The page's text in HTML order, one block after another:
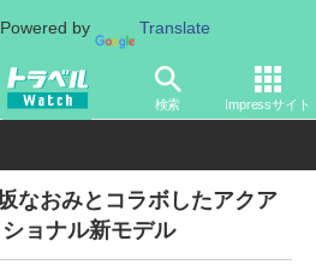
Powered by Translate
検索 Impressサイト
ム ガジェット その他
なおみとコラボしたアクア
ョナル新モデル